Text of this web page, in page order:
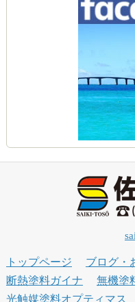
トップページ ブログ・
断熱塗料ガイナ
無機塗
光触媒塗料オプティマス